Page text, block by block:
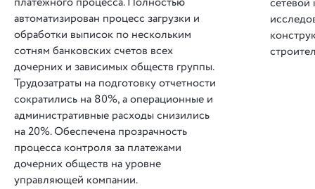
автоматизирован процесс загрузки и
обработки выписок по нескольким
сотням банковских счетов всех
дочерних и зависимых обществ группы.
Трудозатраты на подготовку отчетности
сократились на 80%, а операционные и
административные расходы снизились
на 20%. Обеспечена прозрачность
процесса контроля за платежами
дочерних обществ на уровне
управляющей компании.